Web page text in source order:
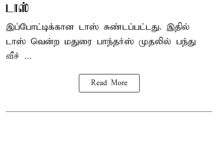
டாஸ்
இப்போட்டிக்கான டாஸ் சுண்டப்பட்டது. இதில்
டாஸ் வென்ற மதுரை பாந்தர்ஸ் முதலில் பந்து
வீச் ...
Read More